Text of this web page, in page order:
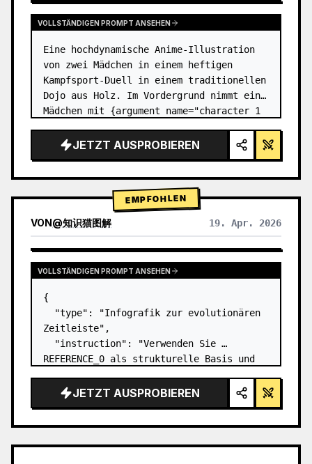
VOLLSTÄNDIGEN PROMPT ANSEHEN
Eine hochdynamische Anime-Illustration
von zwei Mädchen in einem heftigen
Kampfsport-Duell in einem traditionellen
Dojo aus Holz. Im Vordergrund nimmt ein
Mädchen mit {argument name="character 1
hohen Dutt mit roten Bände…
JETZT AUSPROBIEREN
EMPFOHLEN
VON@知识猫图解 19. Apr. 2026
VOLLSTÄNDIGEN PROMPT ANSEHEN
{
  "type": "Infografik zur evolutionären
Zeitleiste",
  "instruction": "Verwenden Sie
REFERENCE_0 als strukturelle Basis und
in eine hochrealistische 3D-Infografik.
Ersetzen Sie die glatten Rampen durch
JETZT AUSPROBIEREN